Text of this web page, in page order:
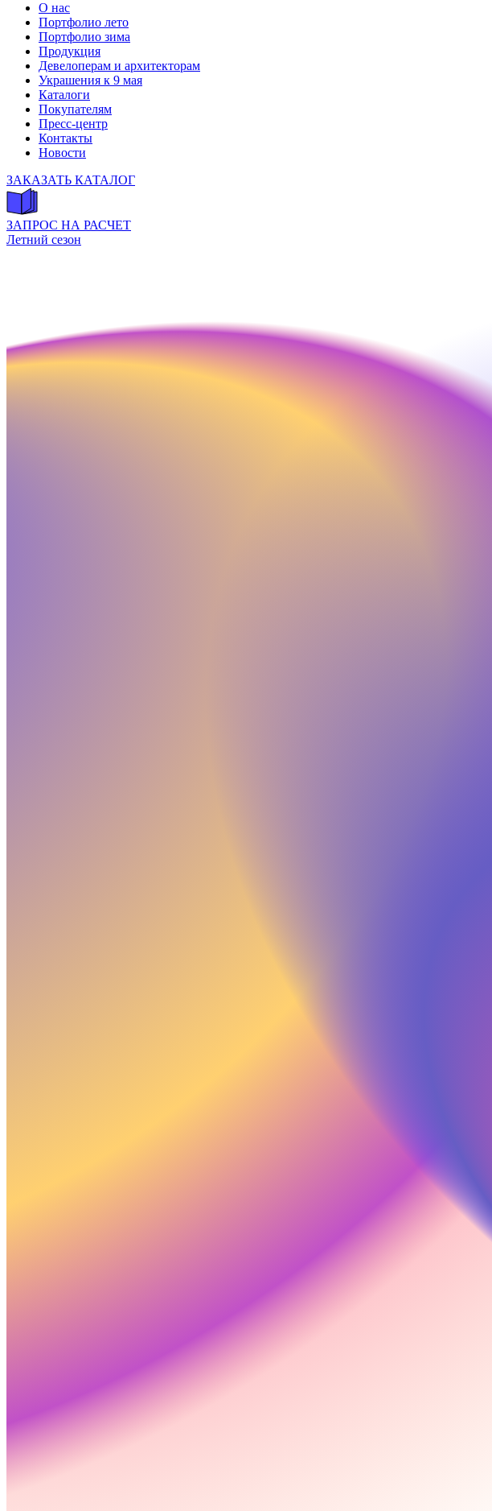
О нас
Портфолио лето
Портфолио зима
Продукция
Девелоперам и архитекторам
Украшения к 9 мая
Каталоги
Покупателям
Пресс-центр
Контакты
Новости
ЗАКАЗАТЬ КАТАЛОГ
ЗАПРОС НА РАСЧЕТ
Летний сезон